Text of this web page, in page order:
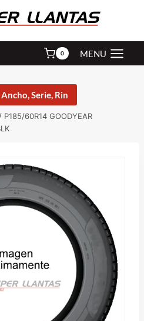
0 MENU
Serie, Rin
/ P185/60R14 GOODYEAR